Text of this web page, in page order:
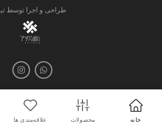
طراحی و اجرا توسط
خانه محصولات علاقه‌مندی ها